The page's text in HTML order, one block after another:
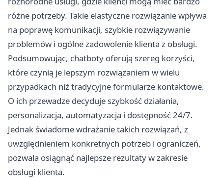
różne potrzeby. Takie elastyczne rozwiązanie wpływa
na poprawę komunikacji, szybkie rozwiązywanie
problemów i ogólne zadowolenie klienta z obsługi.
Podsumowując, chatboty oferują szereg korzyści,
które czynią je lepszym rozwiązaniem w wielu
przypadkach niż tradycyjne formularze kontaktowe.
O ich przewadze decyduje szybkość działania,
personalizacja, automatyzacja i dostępność 24/7.
Jednak świadome wdrażanie takich rozwiązań, z
uwzględnieniem konkretnych potrzeb i ograniczeń,
pozwala osiągnąć najlepsze rezultaty w zakresie
obsługi klienta.